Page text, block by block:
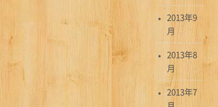
2013年9
月
2013年8
月
2013年7